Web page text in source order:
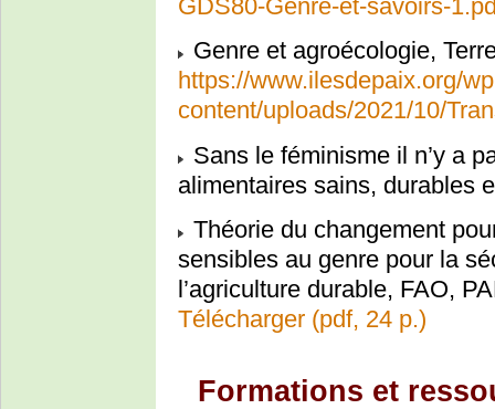
GDS80-Genre-et-savoirs-
Genre et agroécologie,
https://www.ilesdepaix.org/
content/uploads/2021/10/
Sans le féminisme il n’y a
alimentaires sains, durables
Théorie du changement
sensibles au genre pour la
l’agriculture durable, FAO,
Télécharger (pdf, 24 p.)
Formations et